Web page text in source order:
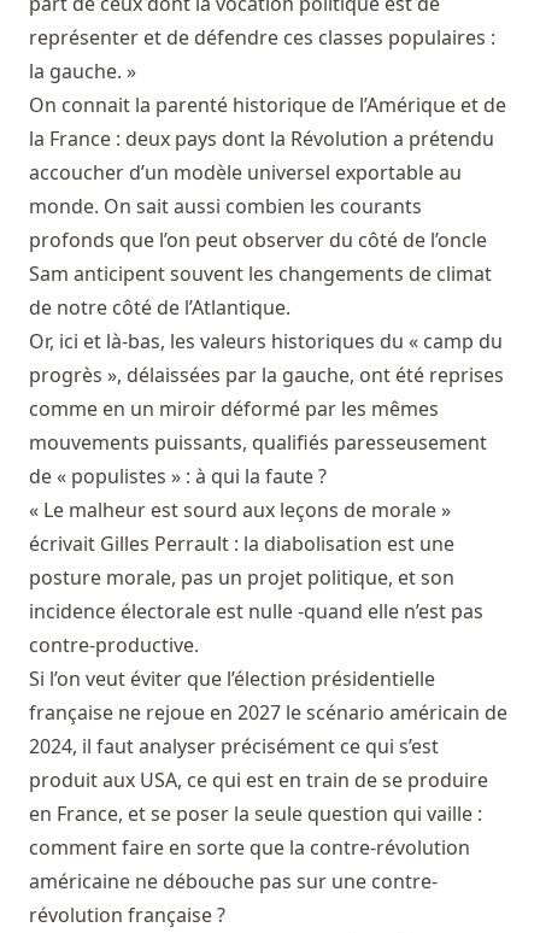
représenter et de défendre ces classes populaires :
la gauche. »
On connait la parenté historique de l’Amérique et de
la France : deux pays dont la Révolution a prétendu
accoucher d’un modèle universel exportable au
monde. On sait aussi combien les courants
profonds que l’on peut observer du côté de l’oncle
Sam anticipent souvent les changements de climat
de notre côté de l’Atlantique.
Or, ici et là-bas, les valeurs historiques du « camp du
progrès », délaissées par la gauche, ont été reprises
comme en un miroir déformé par les mêmes
mouvements puissants, qualifiés paresseusement
de « populistes » : à qui la faute ?
« Le malheur est sourd aux leçons de morale »
écrivait Gilles Perrault : la diabolisation est une
posture morale, pas un projet politique, et son
incidence électorale est nulle -quand elle n’est pas
contre-productive.
Si l’on veut éviter que l’élection présidentielle
française ne rejoue en 2027 le scénario américain de
2024, il faut analyser précisément ce qui s’est
produit aux USA, ce qui est en train de se produire
en France, et se poser la seule question qui vaille :
comment faire en sorte que la contre-révolution
américaine ne débouche pas sur une contre-
révolution française ?